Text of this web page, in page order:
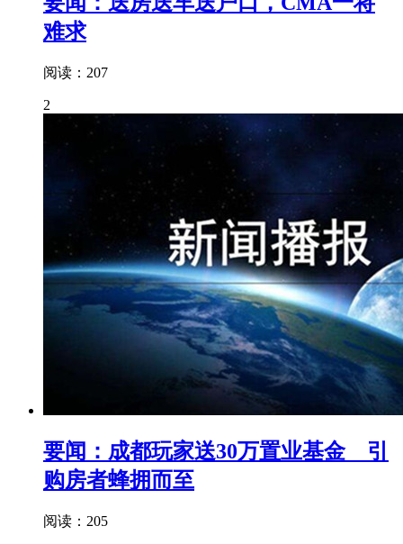
难求
阅读：207
2
要闻：成都玩家送30万置业基金 引
购房者蜂拥而至
阅读：205